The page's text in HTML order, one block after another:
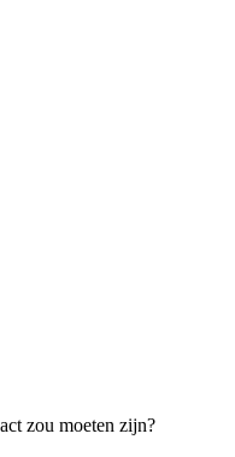
zou moeten zijn?